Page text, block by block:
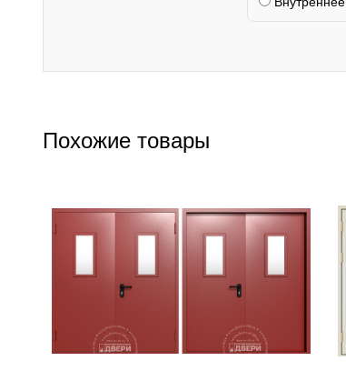
Похожие товары